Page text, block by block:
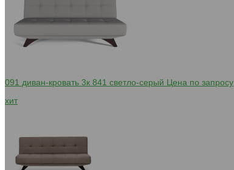
091 диван-кровать 3к 841 светло-серый Цена по запросу
хит